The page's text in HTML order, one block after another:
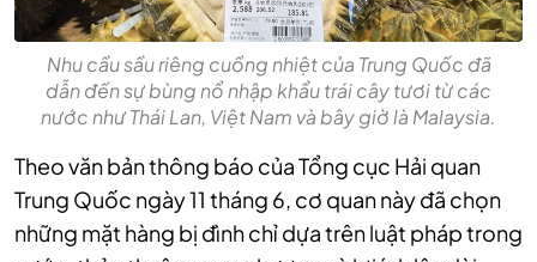
Nhu cầu sầu riêng cuồng nhiệt của Trung Quốc đã
dẫn đến sự bùng nổ nhập khẩu trái cây tươi từ các
nước như Thái Lan, Việt Nam và bây giờ là Malaysia.
Theo văn bản thông báo của Tổng cục Hải quan
Trung Quốc ngày 11 tháng 6, cơ quan này đã chọn
những mặt hàng bị đình chỉ dựa trên luật pháp trong